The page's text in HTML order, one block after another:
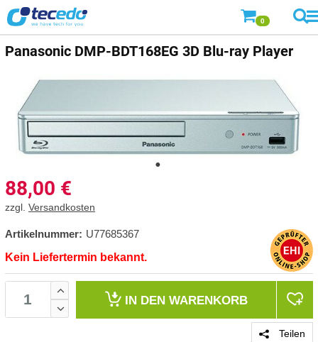
0
Panasonic DMP-BDT168EG 3D Blu-ray Player
88,00 €
zzgl. Versandkosten
Artikelnummer: U77685367
Kein Liefertermin bekannt.
IN DEN WARENKORB
Teilen